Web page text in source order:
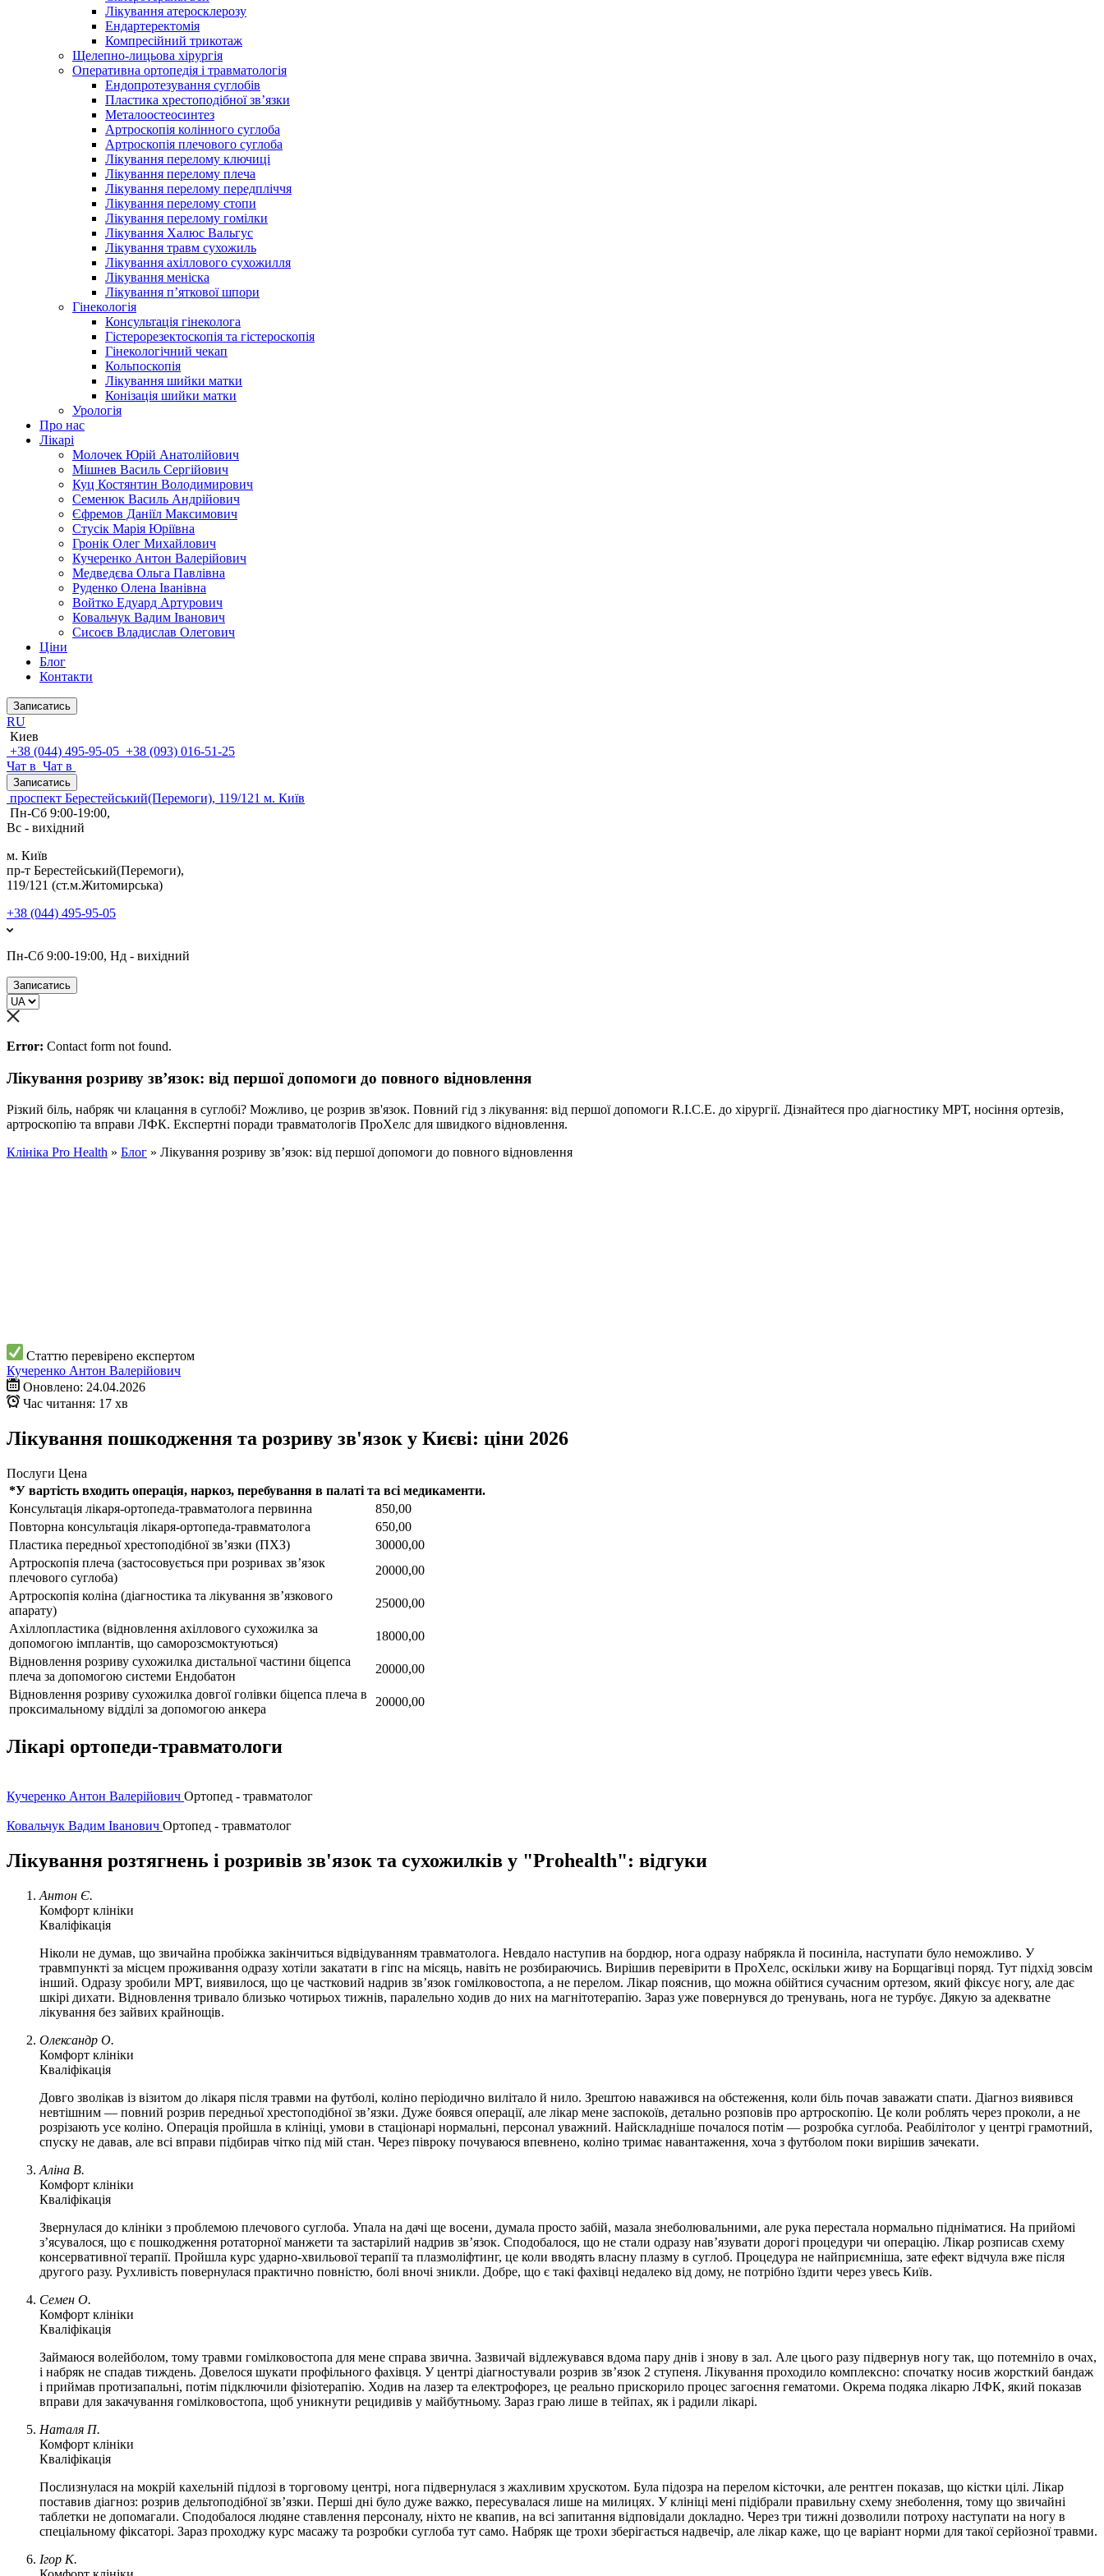
Лікування атеросклерозу
Ендартеректомія
Компресійний трикотаж
Щелепно-лицьова хірургія
Оперативна ортопедія і травматологія
Ендопротезування суглобів
Пластика хрестоподібної зв’язки
Металоостеосинтез
Артроскопія колінного суглоба
Артроскопія плечового суглоба
Лікування перелому ключиці
Лікування перелому плеча
Лікування перелому передпліччя
Лікування перелому стопи
Лікування перелому гомілки
Лікування Халюс Вальгус
Лікування травм сухожиль
Лікування ахіллового сухожилля
Лікування меніска
Лікування п’яткової шпори
Гінекологія
Консультація гінеколога
Гістерорезектоскопія та гістероскопія
Гінекологічний чекап
Кольпоскопія
Лікування шийки матки
Конізація шийки матки
Урологія
Про нас
Лікарі
Молочек Юрій Анатолійович
Мішнев Василь Сергійович
Куц Костянтин Володимирович
Семенюк Василь Андрійович
Єфремов Даніїл Максимович
Стусік Марія Юріївна
Гронік Олег Михайлович
Кучеренко Антон Валерійович
Медведєва Ольга Павлівна
Руденко Олена Іванівна
Войтко Едуард Артурович
Ковальчук Вадим Іванович
Сисоєв Владислав Олегович
Ціни
Блог
Контакти
Записатись
RU
Киев
+38 (044) 495-95-05 +38 (093) 016-51-25
Чат в Чат в
Записатись
проспект Берестейський(Перемоги), 119/121 м. Київ
Пн-Сб 9:00-19:00,
Вс - вихідний
м. Київ
пр-т Берестейський(Перемоги),
119/121 (ст.м.Житомирська)
+38 (044) 495-95-05
Пн-Сб 9:00-19:00, Нд - вихідний
Записатись
Error: Contact form not found.
Лікування розриву зв’язок: від першої допомоги до повного відновлення
Різкий біль, набряк чи клацання в суглобі? Можливо, це розрив зв'язок. Повний гід з лікування: від першої допомоги R.I.C.E. до хірургії. Дізнайтеся про діагностику МРТ, носіння ортезів,
артроскопію та вправи ЛФК. Експертні поради травматологів ПроХелс для швидкого відновлення.
Клініка Pro Health » Блог » Лікування розриву зв’язок: від першої допомоги до повного відновлення
Статтю перевірено експертом
Кучеренко Антон Валерійович
Оновлено: 24.04.2026
Час читання: 17 хв
Лікування пошкодження та розриву зв'язок у Києві: ціни 2026
Послуги Цена
*У вартість входить операція, наркоз, перебування в палаті та всі медикаменти.
Консультація лікаря-ортопеда-травматолога первинна
850,00
Повторна консультація лікаря-ортопеда-травматолога
650,00
Пластика передньої хрестоподібної зв’язки (ПХЗ)
30000,00
Артроскопія плеча (застосовується при розривах зв’язок
плечового суглоба)
20000,00
Артроскопія коліна (діагностика та лікування зв’язкового
апарату)
25000,00
Ахіллопластика (відновлення ахіллового сухожилка за
допомогою імплантів, що саморозсмоктуються)
18000,00
Відновлення розриву сухожилка дистальної частини біцепса
плеча за допомогою системи Ендобатон
20000,00
Відновлення розриву сухожилка довгої голівки біцепса плеча в
проксимальному відділі за допомогою анкера
20000,00
Лікарі ортопеди-травматологи
Кучеренко Антон Валерійович Ортопед - травматолог
Ковальчук Вадим Іванович Ортопед - травматолог
Лікування розтягнень і розривів зв'язок та сухожилків у "Prohealth": відгуки
Антон Є.
Комфорт клініки
Кваліфікація
Ніколи не думав, що звичайна пробіжка закінчиться відвідуванням травматолога. Невдало наступив на бордюр, нога одразу набрякла й посиніла, наступати було неможливо. У
травмпункті за місцем проживання одразу хотіли закатати в гіпс на місяць, навіть не розбираючись. Вирішив перевірити в ПроХелс, оскільки живу на Борщагівці поряд. Тут підхід зовсім
інший. Одразу зробили МРТ, виявилося, що це частковий надрив зв’язок гомілковостопа, а не перелом. Лікар пояснив, що можна обійтися сучасним ортезом, який фіксує ногу, але дає
шкірі дихати. Відновлення тривало близько чотирьох тижнів, паралельно ходив до них на магнітотерапію. Зараз уже повернувся до тренувань, нога не турбує. Дякую за адекватне
лікування без зайвих крайнощів.
Олександр О.
Комфорт клініки
Кваліфікація
Довго зволікав із візитом до лікаря після травми на футболі, коліно періодично вилітало й нило. Зрештою наважився на обстеження, коли біль почав заважати спати. Діагноз виявився
невтішним — повний розрив передньої хрестоподібної зв’язки. Дуже боявся операції, але лікар мене заспокоїв, детально розповів про артроскопію. Це коли роблять через проколи, а не
розрізають усе коліно. Операція пройшла в клініці, умови в стаціонарі нормальні, персонал уважний. Найскладніше почалося потім — розробка суглоба. Реабілітолог у центрі грамотний,
спуску не давав, але всі вправи підбирав чітко під мій стан. Через півроку почуваюся впевнено, коліно тримає навантаження, хоча з футболом поки вирішив зачекати.
Аліна В.
Комфорт клініки
Кваліфікація
Звернулася до клініки з проблемою плечового суглоба. Упала на дачі ще восени, думала просто забій, мазала знеболювальними, але рука перестала нормально підніматися. На прийомі
з’ясувалося, що є пошкодження ротаторної манжети та застарілий надрив зв’язок. Сподобалося, що не стали одразу нав’язувати дорогі процедури чи операцію. Лікар розписав схему
консервативної терапії. Пройшла курс ударно-хвильової терапії та плазмоліфтинг, це коли вводять власну плазму в суглоб. Процедура не найприємніша, зате ефект відчула вже після
другого разу. Рухливість повернулася практично повністю, болі вночі зникли. Добре, що є такі фахівці недалеко від дому, не потрібно їздити через увесь Київ.
Семен О.
Комфорт клініки
Кваліфікація
Займаюся волейболом, тому травми гомілковостопа для мене справа звична. Зазвичай відлежувався вдома пару днів і знову в зал. Але цього разу підвернув ногу так, що потемніло в очах,
і набряк не спадав тиждень. Довелося шукати профільного фахівця. У центрі діагностували розрив зв’язок 2 ступеня. Лікування проходило комплексно: спочатку носив жорсткий бандаж
і приймав протизапальні, потім підключили фізіотерапію. Ходив на лазер та електрофорез, це реально прискорило процес загоєння гематоми. Окрема подяка лікарю ЛФК, який показав
вправи для закачування гомілковостопа, щоб уникнути рецидивів у майбутньому. Зараз граю лише в тейпах, як і радили лікарі.
Наталя П.
Комфорт клініки
Кваліфікація
Послизнулася на мокрій кахельній підлозі в торговому центрі, нога підвернулася з жахливим хрускотом. Була підозра на перелом кісточки, але рентген показав, що кістки цілі. Лікар
поставив діагноз: розрив дельтоподібної зв’язки. Перші дні було дуже важко, пересувалася лише на милицях. У клініці мені підібрали правильну схему знеболення, тому що звичайні
таблетки не допомагали. Сподобалося людяне ставлення персоналу, ніхто не квапив, на всі запитання відповідали докладно. Через три тижні дозволили потроху наступати на ногу в
спеціальному фіксаторі. Зараз проходжу курс масажу та розробки суглоба тут само. Набряк ще трохи зберігається надвечір, але лікар каже, що це варіант норми для такої серйозної травми.
Ігор К.